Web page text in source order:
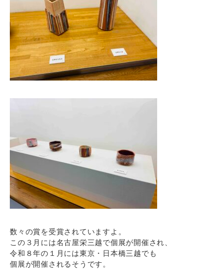
数々の賞を受賞されていますよ。
この３月には名古屋栄三越で個展が開催され、
令和８年の１月には東京・日本橋三越でも
個展が開催されるそうです。